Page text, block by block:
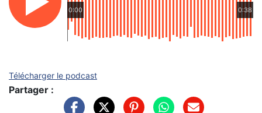
0:00 0:38
Télécharger le podcast
Partager :